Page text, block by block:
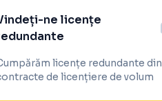
ne licențe
licențe redundante din
de licențiere de volum